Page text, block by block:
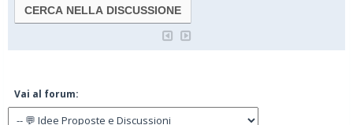
Vai al forum: